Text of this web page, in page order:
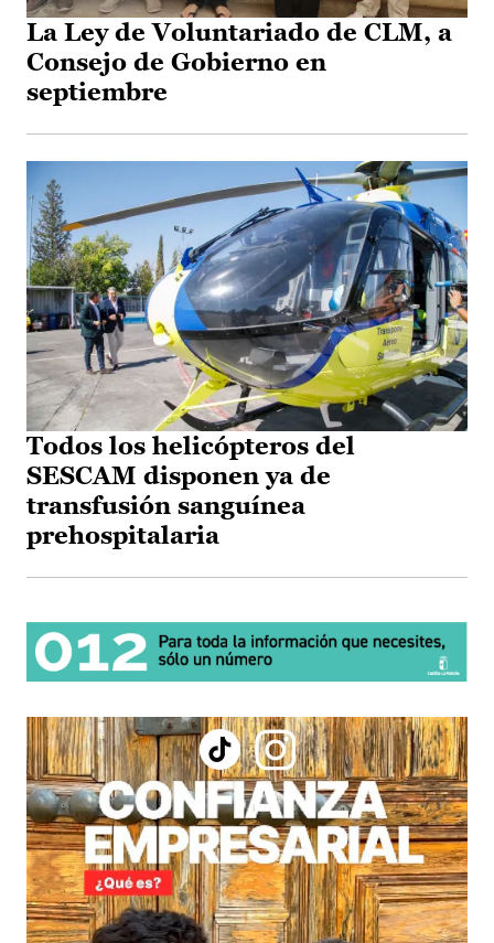
La Ley de Voluntariado de CLM, a
Consejo de Gobierno en
septiembre
Todos los helicópteros del
SESCAM disponen ya de
transfusión sanguínea
prehospitalaria